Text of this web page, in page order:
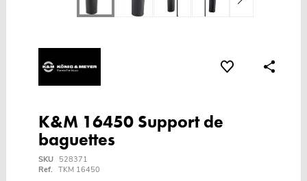
K&M 16450 Support de
baguettes
SKU
528371
Ref. TKM 16450